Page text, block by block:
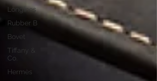
Longines
Rubber B
Bovet
Tiffany &
Co.
Hermès